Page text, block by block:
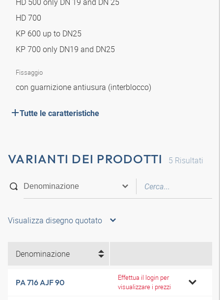
HD 700
KP 600 up to DN25
KP 700 only DN19 and DN25
Fissaggio
con guarnizione antiusura (interblocco)
Tutte le caratteristiche
VARIANTI DEI PRODOTTI 5 Risultati
Visualizza disegno quotato
Denominazione
PA 716 AJF 90
Effettua il login per
visualizzare i prezzi